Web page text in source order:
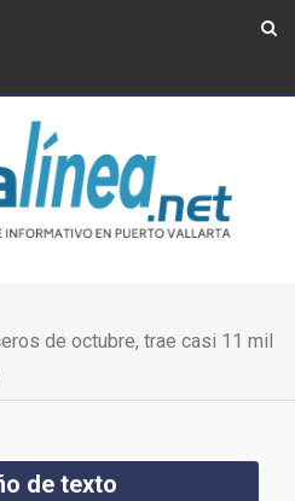
de octubre, trae casi 11 mil
de texto